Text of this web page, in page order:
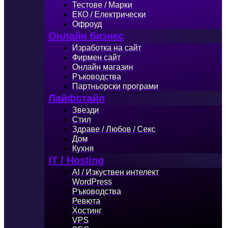
Тестове / Марки
ЕКО / Електрически
Офроуд
Онлайн бизнес
Изработка на сайт
Фирмен сайт
Онлайн магазин
Ръководства
Партньорски програми
Лайфстайл
Звезди
Стил
Здраве / Любов / Секс
Дом
Кухня
IT / Hosting
AI / Изкуствен интелект
WordPress
Ръководства
Ревюта
Хостинг
VPS